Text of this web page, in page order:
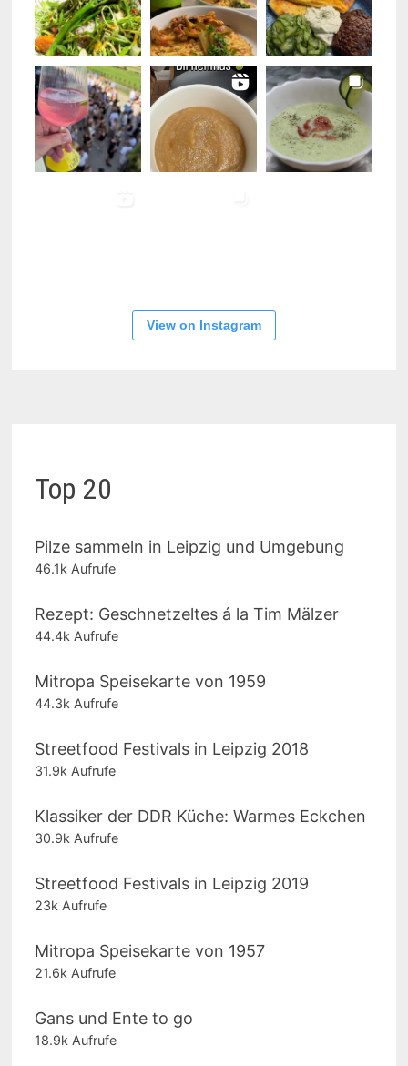
View on Instagram
Top 20
Pilze sammeln in Leipzig und Umgebung
46.1k Aufrufe
Rezept: Geschnetzeltes á la Tim Mälzer
44.4k Aufrufe
Mitropa Speisekarte von 1959
44.3k Aufrufe
Streetfood Festivals in Leipzig 2018
31.9k Aufrufe
Klassiker der DDR Küche: Warmes Eckchen
30.9k Aufrufe
Streetfood Festivals in Leipzig 2019
23k Aufrufe
Mitropa Speisekarte von 1957
21.6k Aufrufe
Gans und Ente to go
18.9k Aufrufe